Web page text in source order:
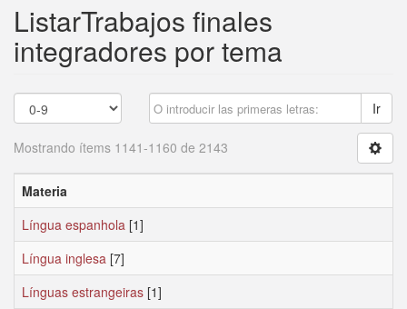
ListarTrabajos finales
integradores por tema
Ir
Mostrando ítems 1141-1160 de 2143
Materia
Língua espanhola [1]
Língua inglesa [7]
Línguas estrangeiras [1]